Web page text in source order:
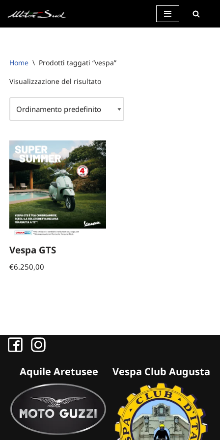
Vai
Home \ Prodotti taggati “vespa”
Visualizzazione del risultato
Vespa GTS
€6.250,00
Aquile Aretusee Vespa Club Augusta